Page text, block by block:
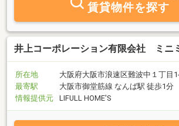
賃貸物件を探す
井上コーポレーション有限会社 ミニ
所在地
大阪府大阪市浪速区難波中１丁目
最寄駅
大阪市御堂筋線 なんば駅 徒歩1分
情報提供元
LIFULL HOME'S